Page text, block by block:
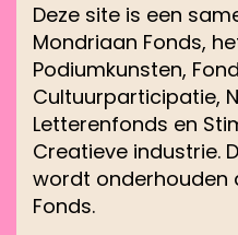
Deze site is een
Mondriaan Fonds,
Podiumkunsten,
Cultuurparticipatie,
Letterenfonds en
Creatieve industrie.
wordt onderhouden
Fonds.